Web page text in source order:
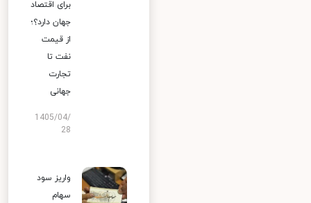
برای اقتصاد
جهان دارد؟؛
از قیمت
نفت تا
تجارت
جهانی
1405/04/
28
واریز سود
سهام